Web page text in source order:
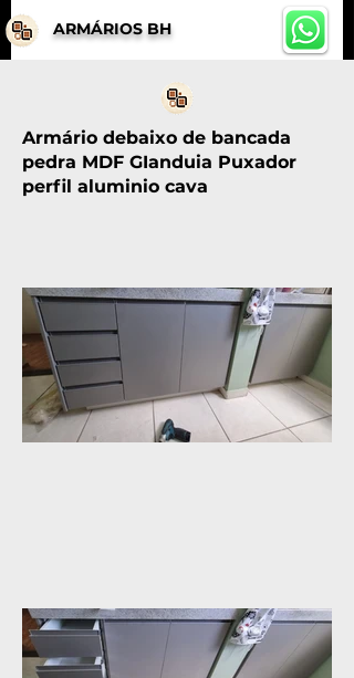
ARMÁRIOS BH
Armário debaixo de bancada
pedra MDF GIanduia Puxador
perfil aluminio cava